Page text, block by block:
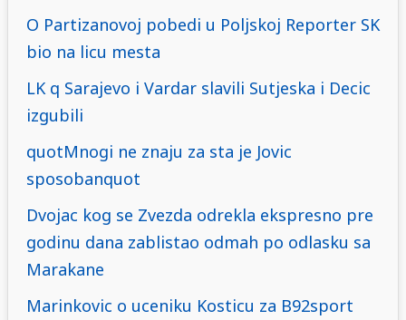
O Partizanovoj pobedi u Poljskoj Reporter SK
bio na licu mesta
LK q Sarajevo i Vardar slavili Sutjeska i Decic
izgubili
quotMnogi ne znaju za sta je Jovic
sposobanquot
Dvojac kog se Zvezda odrekla ekspresno pre
godinu dana zablistao odmah po odlasku sa
Marakane
Marinkovic o uceniku Kosticu za B92sport